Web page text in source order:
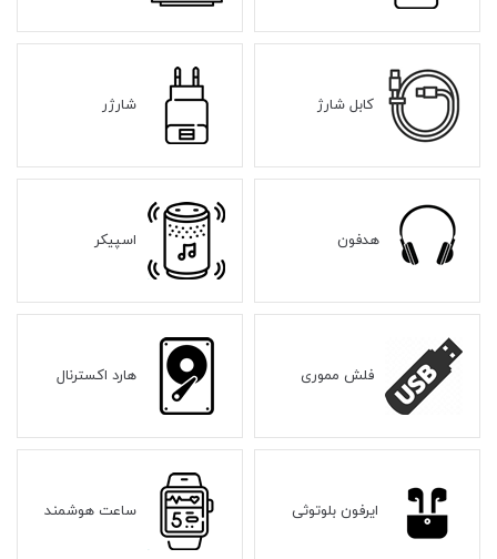
کابل شارژ شارژر
هدفون اسپیکر
فلش مموری هارد اکسترنال
ایرفون بلوتوثی ساعت هوشمند